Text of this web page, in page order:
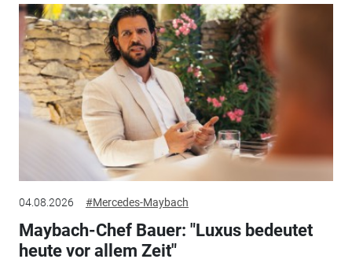
04.08.2026 #Mercedes-Maybach
Maybach-Chef Bauer: "Luxus bedeutet
heute vor allem Zeit"